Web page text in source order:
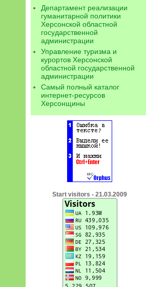
Департамент реализации
гуманитарной политики
Херсонской областной
государственной
администрации
Управление туризма и
курортов Херсонской
областной государственной
администрации
Самый полный каталог
интернет-ресурсов
Херсонщины
Start visitors - 21.03.2009